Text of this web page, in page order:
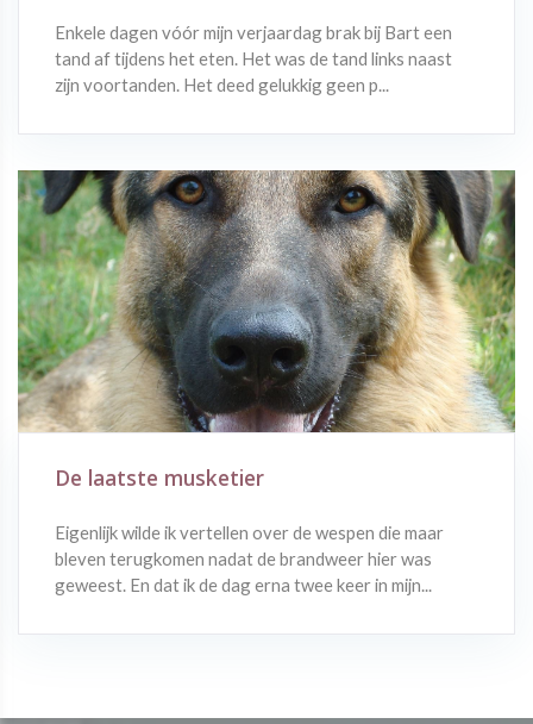
Enkele dagen vóór mijn verjaardag brak bij Bart een
tand af tijdens het eten. Het was de tand links naast
zijn voortanden. Het deed gelukkig geen p...
De laatste musketier
Eigenlijk wilde ik vertellen over de wespen die maar
bleven terugkomen nadat de brandweer hier was
geweest. En dat ik de dag erna twee keer in mijn...